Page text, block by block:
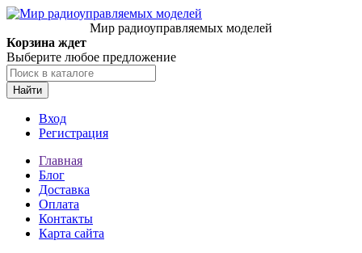
Мир радиоуправляемых моделей
Корзина ждет
Выберите любое предложение
Найти
Вход
Регистрация
Главная
Блог
Доставка
Оплата
Контакты
Карта сайта